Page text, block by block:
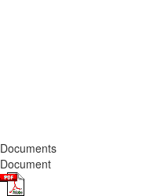
Documents
Document